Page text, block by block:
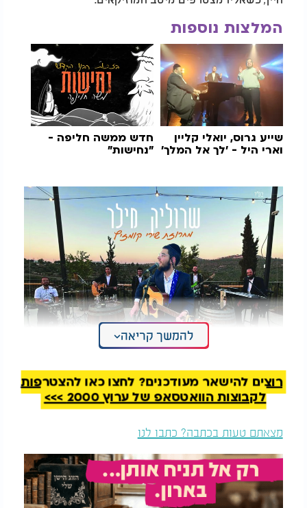
המלצות נוספות
שייע גרוס, יואלי קליין
וארי היל - 'לך אל המלך'
חדש ממשה חליפה -
"נחישות"
שרוליק מילר - מחרוזת שירי קומזיץ
להמשך קריאה
רוצים להישאר מעודכנים? לחצו כאן להצטרפות
לקבוצות הוואטסאפ של ערוץ 2000 >>>
מצאתם טעות בכתבה? כתבו לנו